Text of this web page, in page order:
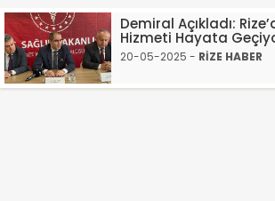
Demiral Açıkladı:
Hizmeti Hayata
20-05-2025 - RİZE HABER